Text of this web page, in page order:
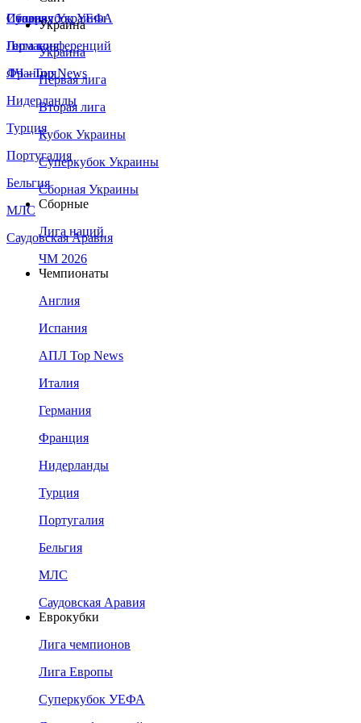
Сборная Украины
Италия
Германия
Франция
Нидерланды
Турция
Португалия
Бельгия
МЛС
Саудовская Аравия
Суперкубок УЕФА
Лига конференций
ЛЧ - Top News
Украина
Украина
Первая лига
Вторая лига
Кубок Украины
Суперкубок Украины
Сборная Украины
Сборные
Лига наций
ЧМ 2026
Чемпионаты
Англия
Испания
АПЛ Top News
Италия
Германия
Франция
Нидерланды
Турция
Португалия
Бельгия
МЛС
Саудовская Аравия
Еврокубки
Лига чемпионов
Лига Европы
Суперкубок УЕФА